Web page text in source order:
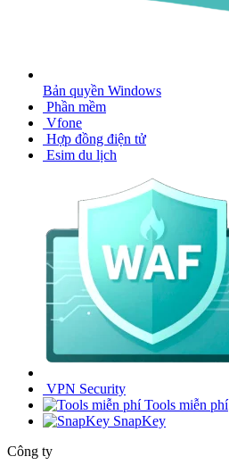
Bản quyền Windows
Phần mềm
Vfone
Hợp đồng điện tử
Esim du lịch
VPN Security
Tools miễn phí
SnapKey
Công ty